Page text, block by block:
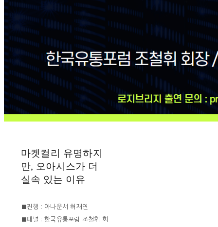
마켓컬리 유명하지
만, 오아시스가 더
실속 있는 이유
■진행 : 아나운서 허재연
■패널 : 한국유통포럼 조철휘 회